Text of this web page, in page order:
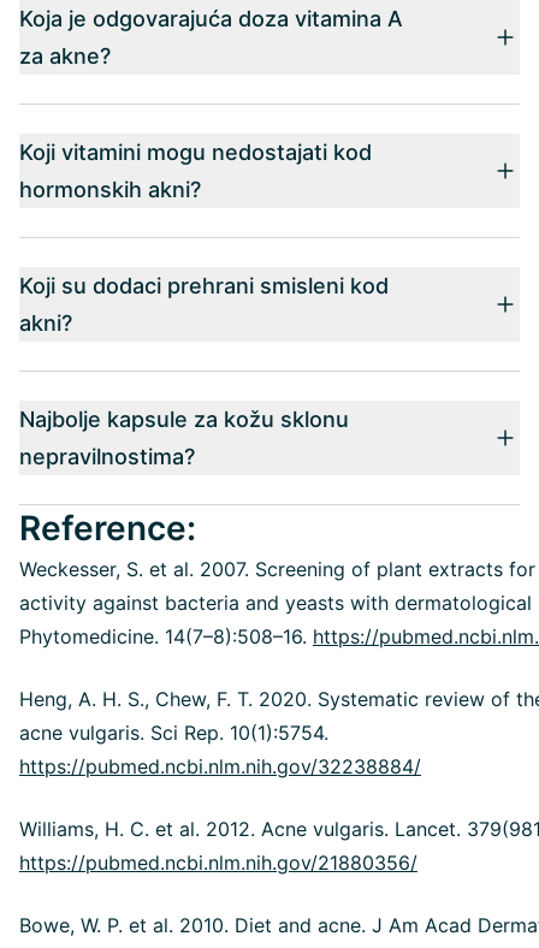
Koja je odgovarajuća doza vitamina A
za akne?
Koji vitamini mogu nedostajati kod
hormonskih akni?
Koji su dodaci prehrani smisleni kod
akni?
Najbolje kapsule za kožu sklonu
nepravilnostima?
Reference:
Weckesser, S. et al. 2007. Screening of plant extracts
activity against bacteria and yeasts with dermatological
Phytomedicine. 14(7–8):508–16. https://
Heng, A. H. S., Chew, F. T. 2020. Systematic review of
acne vulgaris. Sci Rep. 10(1):5754.
https://pubmed.ncbi.nlm.nih.gov/32238884/
Williams, H. C. et al. 2012. Acne vulgaris. Lancet.
https://pubmed.ncbi.nlm.nih.gov/21880356/
Bowe, W. P. et al. 2010. Diet and acne. J Am Acad